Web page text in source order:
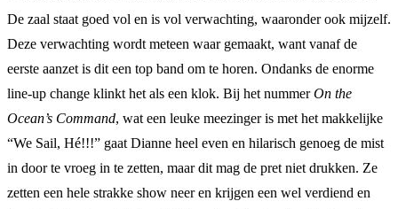
De zaal staat goed vol en is vol verwachting, waaronder ook mijzelf.
Deze verwachting wordt meteen waar gemaakt, want vanaf de
eerste aanzet is dit een top band om te horen. Ondanks de enorme
line-up change klinkt het als een klok. Bij het nummerOn the
Ocean’s Command, wat een leuke meezinger is met het makkelijke
“We Sail, Hé!!!” gaat Dianne heel even en hilarisch genoeg de mist
in door te vroeg in te zetten, maar dit mag de pret niet drukken. Ze
zetten een hele strakke show neer en krijgen een wel verdiend en